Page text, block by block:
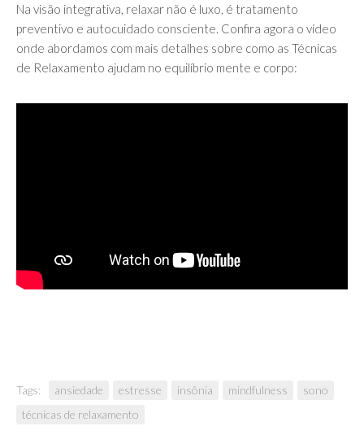
Na visão integrativa, relaxar não é luxo, é tratamento
preventivo e autocuidado consciente. Confira agora o vídeo
onde abordamos com mais detalhes sobre como as Técnicas
de Relaxamento ajudam no equilíbrio mente e corpo:
Tags: ansiedade estresse insônia mindfulness
sono
técnicas de relaxamento